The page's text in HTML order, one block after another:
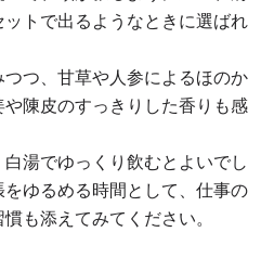
ットで出るようなときに選ばれ
つ、甘草や人参によるほのか
陳皮のすっきりした香りも感
湯でゆっくり飲むとよいでし
をゆるめる時間として、仕事の
も添えてみてください。